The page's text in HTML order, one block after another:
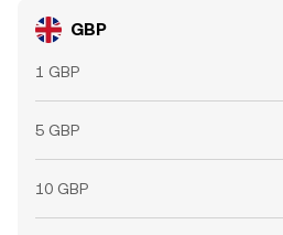
GBP
1 GBP
5 GBP
10 GBP